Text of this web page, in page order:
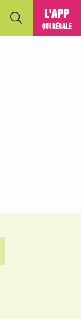
L'APP
QUI RÉGALE